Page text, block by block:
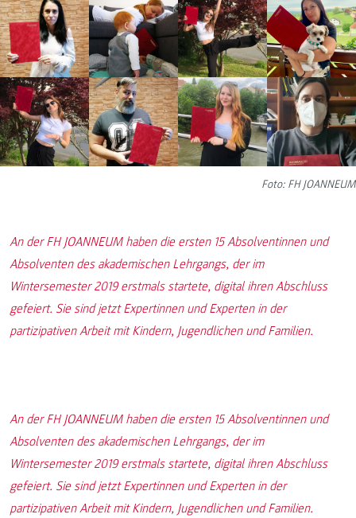
Foto: FH JOANNEUM
An der FH JOANNEUM haben die ersten 15 Absolventinnen und
Absolventen des akademischen Lehrgangs, der im
Wintersemester 2019 erstmals startete, digital ihren Abschluss
gefeiert. Sie sind jetzt Expertinnen und Experten in der
partizipativen Arbeit mit Kindern, Jugendlichen und Familien.
An der FH JOANNEUM haben die ersten 15 Absolventinnen und
Absolventen des akademischen Lehrgangs, der im
Wintersemester 2019 erstmals startete, digital ihren Abschluss
gefeiert. Sie sind jetzt Expertinnen und Experten in der
partizipativen Arbeit mit Kindern, Jugendlichen und Familien.